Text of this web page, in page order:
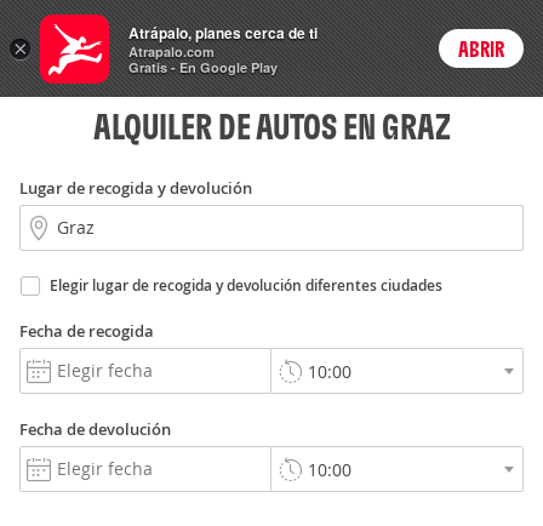
Rent
a Car Login
ALQUILER DE AUTOS EN GRAZ
Lugar de recogida y devolución
Elegir lugar de recogida y devolución diferentes ciudades
Fecha de recogida
Fecha de devolución
×
Atrápalo, planes cerca de ti
Atrapalo.com
Gratis - En Google Play
ABRIR